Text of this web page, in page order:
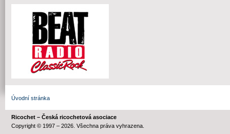
Úvodní stránka
Ricochet – Česká ricochetová asociace
Copyright © 1997 – 2026. Všechna práva vyhrazena.